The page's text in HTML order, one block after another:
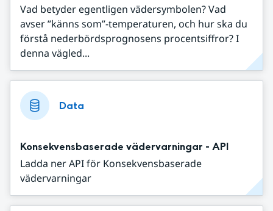
Vad betyder egentligen vädersymbolen? Vad
avser ”känns som”-temperaturen, och hur ska du
förstå nederbördsprognosens procentsiffror? I
denna vägled...
Data
Konsekvensbaserade vädervarningar - API
Ladda ner API för Konsekvensbaserade
vädervarningar